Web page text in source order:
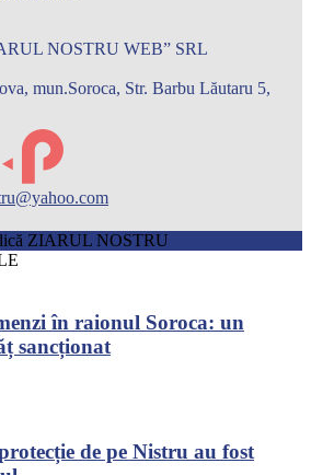
NOSTRU WEB” SRL
mun.Soroca, Str. Barbu Lăutaru 5,
ZIARUL NOSTRU
în raionul Soroca: un
sancționat
de pe Nistru au fost